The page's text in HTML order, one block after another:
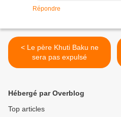
Répondre
< Le père Khuti Baku ne
sera pas expulsé
Hébergé par Overblog
Top articles